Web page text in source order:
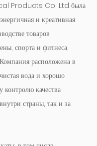
Products Co, Ltd была
и креативная
товаров
спорта и фитнеса,
расположена в
вода и хорошо
контролю качества
страны, так и за